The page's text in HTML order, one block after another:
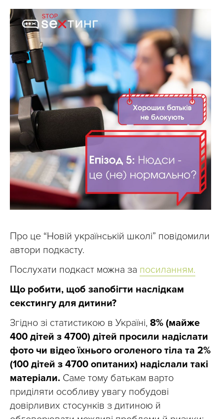
Про це “Новій українській школі” повідомили
автори подкасту.
Послухати подкаст можна за посиланням.
Що робити, щоб запобігти наслідкам
секстингу для дитини?
Згідно зі статистикою в Україні, 8% (майже
400 дітей з 4700) дітей просили надіслати
фото чи відео їхнього оголеного тіла та 2%
(100 дітей з 4700 опитаних) надіслали такі
матеріали. Саме тому батькам варто
приділяти особливу увагу побудові
довірливих стосунків з дитиною й